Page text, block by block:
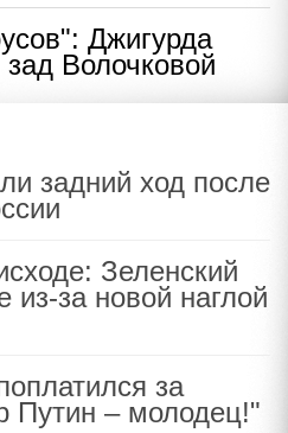
Джигурда
Волочковой
задний ход после
Зеленский
из-за новой наглой
за
Путин – молодец!"